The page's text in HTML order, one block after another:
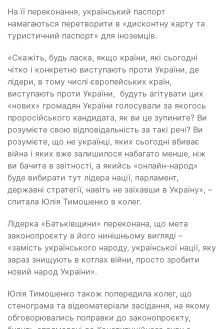
На її переконання, український паспорт
намагаються перетворити в «дисконтну карту та
туристичний паспорт» для іноземців.
«Скажіть, будь ласка, якщо країни, які сьогодні
чітко і конкретно виступають проти України, де
лідери, в тому числі європейських країн,
виступають проти України, будуть агітувати цих
«нових» громадян України голосували за якогось
проросійського кандидата, як ви це зупините? Ви
розумієте свою відповідальність за такі речі? Ви
розумієте, що не українці, яких сьогодні вбиває
війна і яких вже залишилося набагато менше, ніж
ви бачите в звітності, а якийсь «онлайн-народ»
буде вибирати тут лідера нації, парламент,
державні стратегії, навіть не заїхавши в Україну», –
спитала Юлія Тимошенко в колег.
Лідерка «Батьківщини» переконана, що мета
законопроєкту в його нинішньому вигляді –
«замість українського народу, української нації, яку
зараз знищують в котлах війни, просто зробити
новий народ України».
Юлія Тимошенко також попередила колег, що
стенограма та відеоматеріали засідання, на якому
обговорювались поправки до законопроєкту,